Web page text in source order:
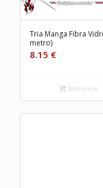
Tria Manga Fibra
metro)
8.15 €
Adicionar